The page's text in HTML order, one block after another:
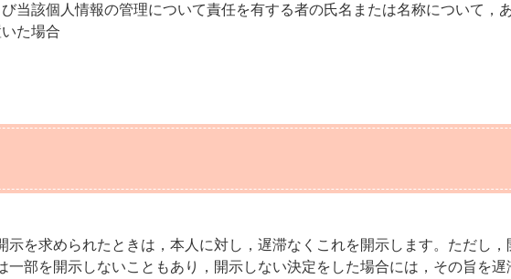
当該個人情報の管理について責任を有する者の氏名または名称について，
た場合
示を求められたときは，本人に対し，遅滞なくこれを開示します。ただし
一部を開示しないこともあり，開示しない決定をした場合には，その旨を